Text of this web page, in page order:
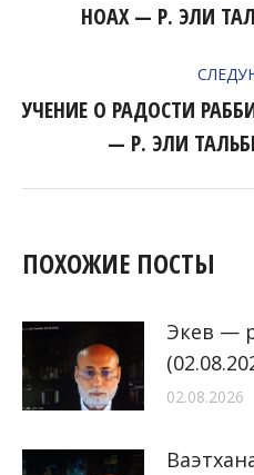
НОАХ — Р. ЭЛИ
УЧЕНИЕ О РАДОСТИ
— Р. ЭЛИ
ПОХОЖИЕ ПОСТЫ
Экев —
02.08.2026